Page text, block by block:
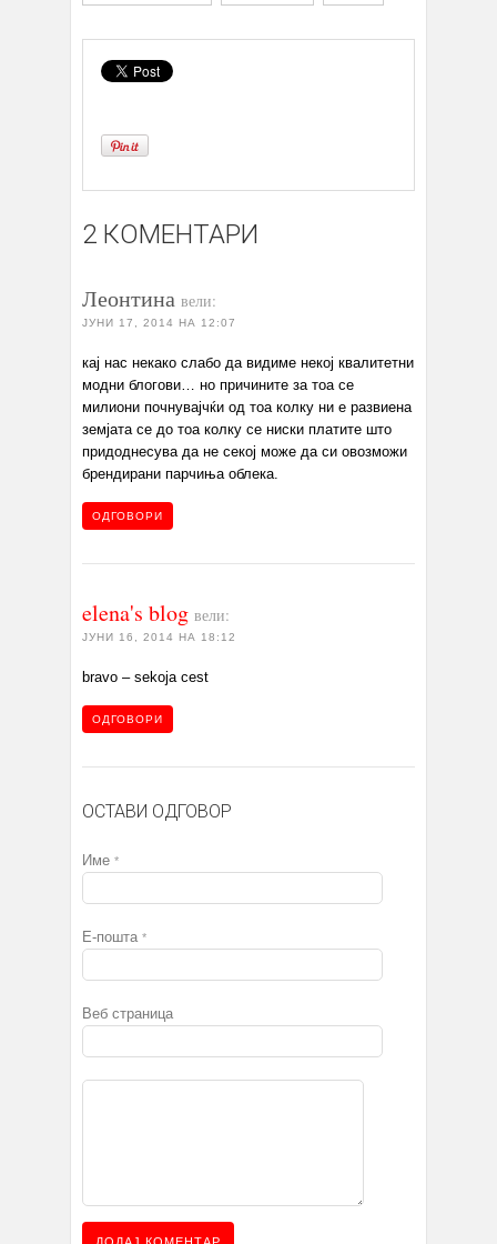
2 КОМЕНТАРИ
Леонтина вели:
ЈУНИ 17, 2014 НА 12:07
кај нас некако слабо да видиме некој квалитетни
модни блогови… но причините за тоа се
милиони почнувајчќи од тоа колку ни е развиена
земјата се до тоа колку се ниски платите што
придоднесува да не секој може да си овозможи
брендирани парчиња облека.
ОДГОВОРИ
elena's blog вели:
ЈУНИ 16, 2014 НА 18:12
bravo – sekoja cest
ОДГОВОРИ
ОСТАВИ ОДГОВОР
Име *
Е-пошта *
Веб страница